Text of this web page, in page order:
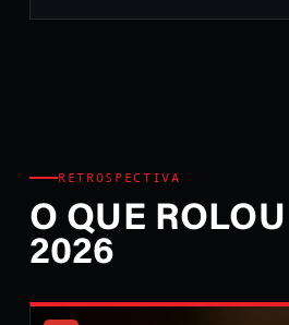
RETROSPECTIVA
O QUE
2026